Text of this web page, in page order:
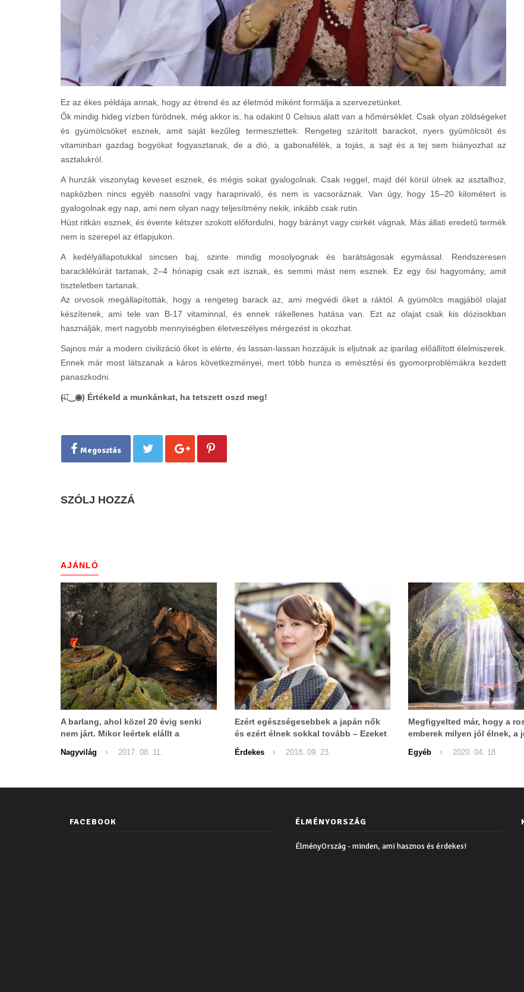
Ez az ékes példája annak, hogy az étrend és az életmód miként formálja a szervezetünket.
Ők mindig hideg vízben fürödnek, még akkor is, ha odakint 0 Celsius alatt van a hőmérséklet. Csak olyan zöldségeket
és gyümölcsöket esznek, amit saját kezűleg termesztettek. Rengeteg szárított barackot, nyers gyümölcsöt és
vitaminban gazdag bogyókat fogyasztanak, de a dió, a gabonafélék, a tojás, a sajt és a tej sem hiányozhat az
asztalukról.
A hunzák viszonylag keveset esznek, és mégis sokat gyalogolnak. Csak reggel, majd dél körül ülnek az asztalhoz,
napközben nincs egyéb nassolni vagy harapnivaló, és nem is vacsoráznak. Van úgy, hogy 15–20 kilométert is
gyalogolnak egy nap, ami nem olyan nagy teljesítmény nekik, inkább csak rutin.
Húst ritkán esznek, és évente kétszer szokott előfordulni, hogy bárányt vagy csirkét vágnak. Más állati eredetű termék
nem is szerepel az étlapjukon.
A kedélyállapotukkal sincsen baj, szinte mindig mosolyognak és barátságosak egymással. Rendszeresen
baracklékúrát tartanak, 2–4 hónapig csak ezt isznak, és semmi mást nem esznek. Ez egy ősi hagyomány, amit
tiszteletben tartanak.
Az orvosok megállapították, hogy a rengeteg barack az, ami megvédi őket a ráktól. A gyümölcs magjából olajat
készítenek, ami tele van B-17 vitaminnal, és ennek rákellenes hatása van. Ezt az olajat csak kis dózisokban
használják, mert nagyobb mennyiségben életveszélyes mérgezést is okozhat.
Sajnos már a modern civilizáció őket is elérte, és lassan-lassan hozzájuk is eljutnak az iparilag előállított élelmiszerek.
Ennek már most látszanak a káros következményei, mert több hunza is emésztési és gyomorproblémákra kezdett
panaszkodni.
(̶◉͛‿◉̶) Értékeld a munkánkat, ha tetszett oszd meg!
Megosztás
SZÓLJ HOZZÁ
AJÁNLÓ
A barlang, ahol közel 20 évig senki
nem járt. Mikor leértek elállt a
Nagyvilág 2017. 08. 11.
Ezért egészségesebbek a japán nők
és ezért élnek sokkal tovább – Ezeket
a szokásokat követik szigorúan
Érdekes 2018. 09. 23.
Megfigyelted már, hogy a
emberek milyen jól élnek, a
Egyéb 2020. 04. 18.
FACEBOOK ÉLMÉNYORSZÁG
ÉlményOrszág - minden, ami hasznos és érdekes!